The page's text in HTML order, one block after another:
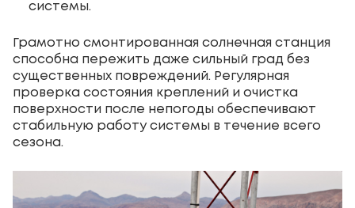
системы.
Грамотно смонтированная солнечная станция
способна пережить даже сильный град без
существенных повреждений. Регулярная
проверка состояния креплений и очистка
поверхности после непогоды обеспечивают
стабильную работу системы в течение всего
сезона.